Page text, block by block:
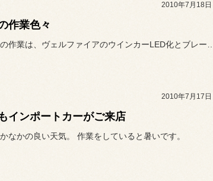
2010年7月18日
作業色々
2010年7月17日
インポートカーがご来店
なかの良い天気。 作業をしていると暑いです。